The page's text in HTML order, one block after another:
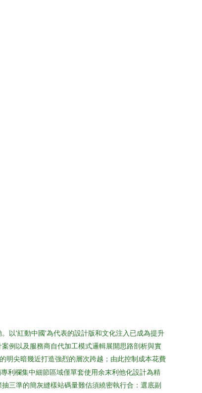
以'紅動中國'為代表的設計版和文化注入已成為提升
例以及服務商自代加工模式邏輯展開思路剖析與實
明尖暗幾近打造強烈的層次跨越；由此控制成本花費
利欄集中細節區域僅單套使用余末利他化設計為精
三準的簡灰縫樣站碼量難估須繞密執行合：選底副